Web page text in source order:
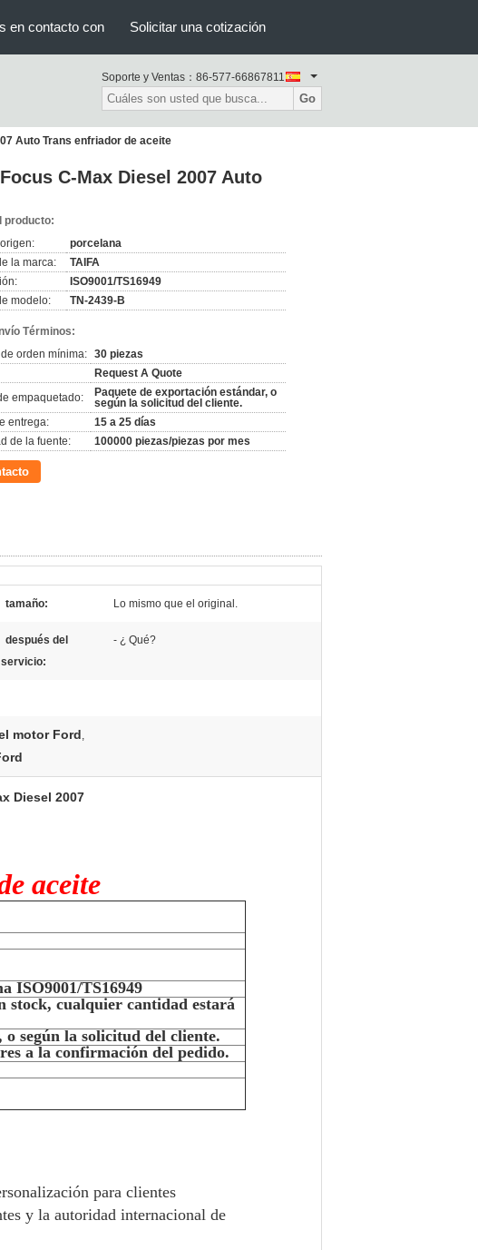
en contacto con Solicitar una cotización
Soporte y Ventas： 86-577-66867811
Go
Auto Trans enfriador de aceite
C-Max Diesel 2007 Auto
producto:
porcelana
la marca:
TAIFA
ISO9001/TS16949
modelo:
TN-2439-B
Términos:
orden mínima: 30 piezas
Request A Quote
empaquetado:
Paquete de exportación estándar, o
según la solicitud del cliente.
entrega:
15 a 25 días
de la fuente:
100000 piezas/piezas por mes
tamaño: Lo mismo que el original.
después del
servicio:
- ¿ Qué?
motor Ford,
Diesel 2007
aceite
ISO9001/TS16949
stock, cualquier cantidad estará
o según la solicitud del cliente.
a la confirmación del pedido.
para clientes
y la autoridad internacional de